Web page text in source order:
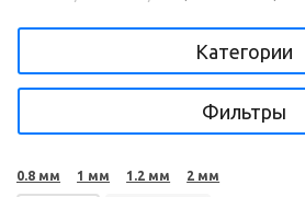
Категории
Фильтры
0.8 мм 1 мм 1.2 мм 2 мм